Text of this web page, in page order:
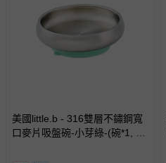
美國little.b - 316雙層不鏽鋼寬
口麥片吸盤碗-小芽綠-(碗*1, 吸